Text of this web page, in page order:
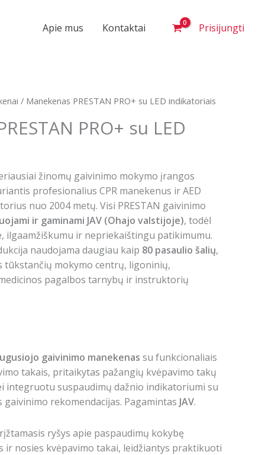
Apie mus Kontaktai Prisijungti
/ Manekenas PRESTAN PRO+ su LED indikatoriais
PRO+ su LED
žinomų gaivinimo mokymo įrangos
profesionalius CPR manekenus ir AED
nuo 2004 metų. Visi PRESTAN gaivinimo
ir gaminami JAV (Ohajo valstijoje), todėl
ilgaamžiškumu ir nepriekaištingu patikimumu.
naudojama daugiau kaip 80 pasaulio šalių,
tūkstančių mokymo centrų, ligoninių,
pagalbos tarnybų ir instruktorių
gaivinimo manekenas su funkcionaliais
takais, pritaikytas pažangių kvėpavimo takų
integruotu suspaudimų dažnio indikatoriumi su
gaivinimo rekomendacijas. Pagamintas JAV.
ryšys apie paspaudimų kokybę
ir nosies kvėpavimo takai, leidžiantys praktikuoti